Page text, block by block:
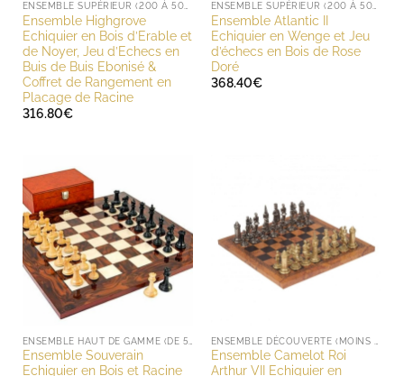
Ensemble Highgrove
Echiquier en Bois d’Erable et
de Noyer, Jeu d’Echecs en
Buis de Buis Ebonisé &
Coffret de Rangement en
Placage de Racine
316.80€
Ensemble Atlantic II
Echiquier en Wenge et Jeu
d’échecs en Bois de Rose
Doré
368.40€
Ensemble Souverain
Echiquier en Bois et Racine
Ensemble Camelot Roi
Arthur VII Echiquier en